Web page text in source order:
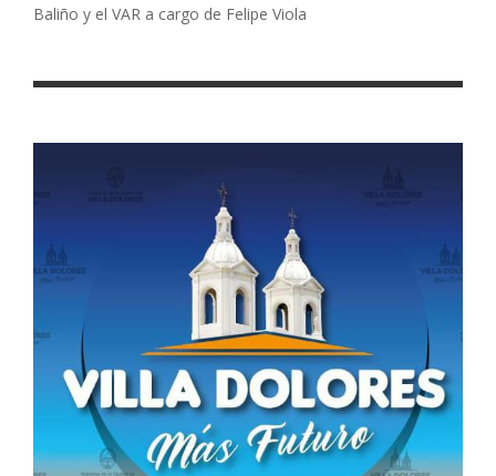
Baliño y el VAR a cargo de Felipe Viola